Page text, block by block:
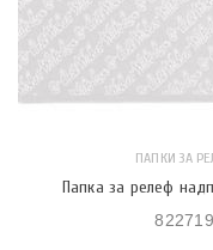
ПАПКИ ЗА
Папка за релеф
822719